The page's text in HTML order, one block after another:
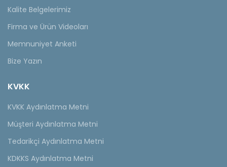
Kalite Belgelerimiz
Firma ve Ürün Videoları
Memnuniyet Anketi
Bize Yazın
KVKK
KVKK Aydınlatma Metni
Müşteri Aydınlatma Metni
Tedarikçi Aydınlatma Metni
KDKKS Aydınlatma Metni